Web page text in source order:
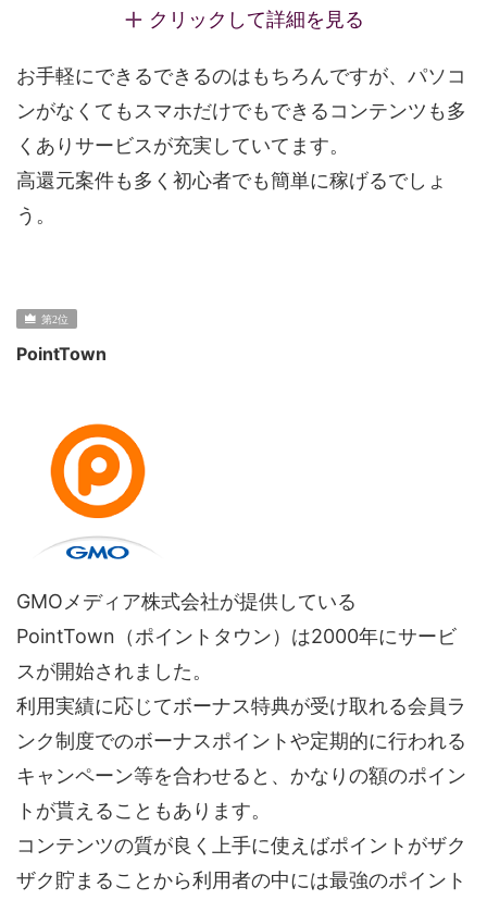
クリックして詳細を見る
お手軽にできるできるのはもちろんですが、パソコ
ンがなくてもスマホだけでもできるコンテンツも多
くありサービスが充実していてます。
高還元案件も多く初心者でも簡単に稼げるでしょ
う。
PointTown
GMOメディア株式会社が提供している
PointTown（ポイントタウン）は2000年にサービ
スが開始されました。
利用実績に応じてボーナス特典が受け取れる会員ラ
ンク制度でのボーナスポイントや定期的に行われる
キャンペーン等を合わせると、かなりの額のポイン
トが貰えることもあります。
コンテンツの質が良く上手に使えばポイントがザク
ザク貯まることから利用者の中には最強のポイント